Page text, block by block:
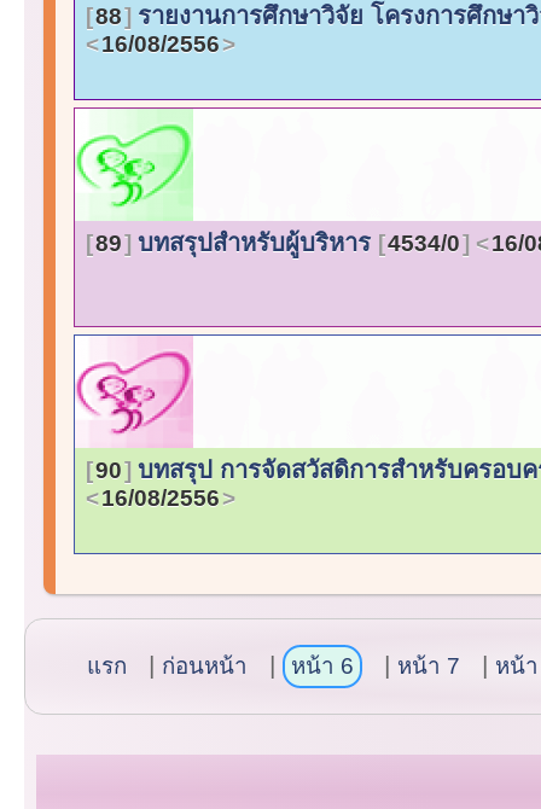
88 รายงานการศึกษาวิจัย โครงการศึกษ
16/08/2556
89 บทสรุปสำหรับผู้บริหาร 4534/0 16/
90 บทสรุป การจัดสวัสดิการสำหรับครอบ
16/08/2556
แรก ก่อนหน้า หน้า 6 หน้า 7 หน้